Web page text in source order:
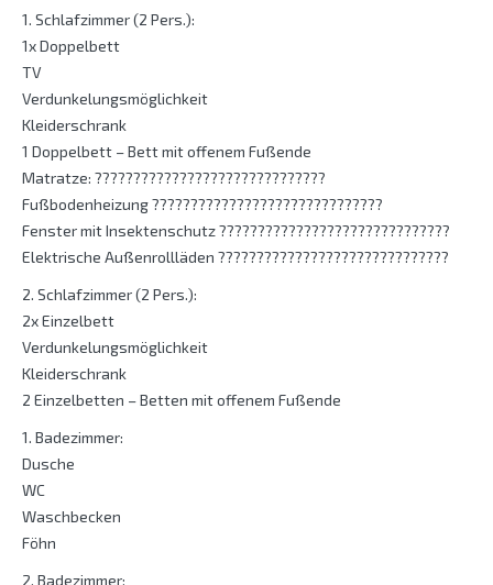
1. Schlafzimmer (2 Pers.):
1x Doppelbett
TV
Verdunkelungsmöglichkeit
Kleiderschrank
1 Doppelbett – Bett mit offenem Fußende
Matratze: ??????????????????????????????
Fußbodenheizung ??????????????????????????????
Fenster mit Insektenschutz ??????????????????????????????
Elektrische Außenrollläden ??????????????????????????????
2. Schlafzimmer (2 Pers.):
2x Einzelbett
Verdunkelungsmöglichkeit
Kleiderschrank
2 Einzelbetten – Betten mit offenem Fußende
1. Badezimmer:
Dusche
WC
Waschbecken
Föhn
2. Badezimmer: